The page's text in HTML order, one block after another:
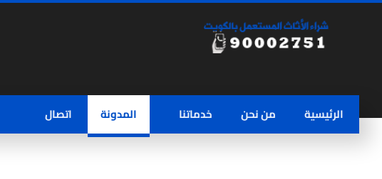
الرئيسية من نحن خدماتنا المدونة اتصال